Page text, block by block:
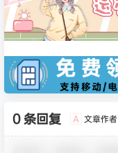
0 条回复 A 文章作者